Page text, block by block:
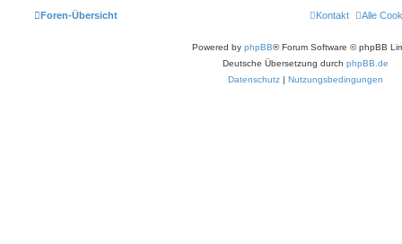
Foren-Übersicht Alle
Kontakt
Powered by phpBB® Forum Software © phpBB
Deutsche Übersetzung durch phpBB.de
Datenschutz | Nutzungsbedingungen